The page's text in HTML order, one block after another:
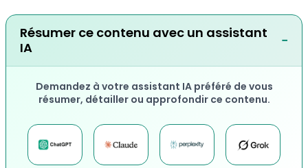
Résumer ce contenu avec un assistant
IA
−
Demandez à votre assistant IA préféré de vous
résumer, détailler ou approfondir ce contenu.